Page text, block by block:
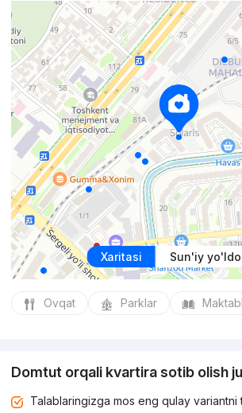
Xaritasi Sun'iy
Ovqat Parklar
Domtut orqali kvartira sotib olish
Talablaringizga mos eng qulay variantni